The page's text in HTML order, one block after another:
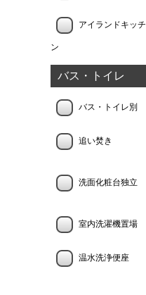
アイランドキッチ
ン
バス・トイレ
バス・トイレ別
追い焚き
洗面化粧台独立
室内洗濯機置場
温水洗浄便座